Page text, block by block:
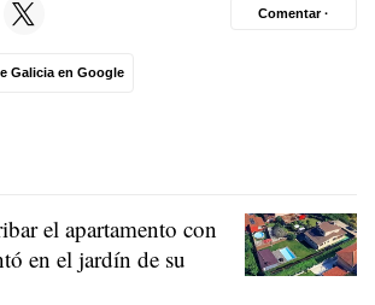
Galicia en Google
Comentar ·
el apartamento con
en el jardín de su